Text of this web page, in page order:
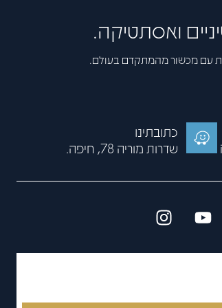
ואסתטיקה.
עם מכשור מהמתקדם בעולם.
כתובתינו
שדרות מוריה 78, חיפה.